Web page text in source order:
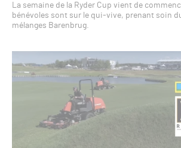
La semaine de la Ryder Cup vient de
bénévoles sont sur le qui-vive, prenant soin
mélanges Barenbrug.